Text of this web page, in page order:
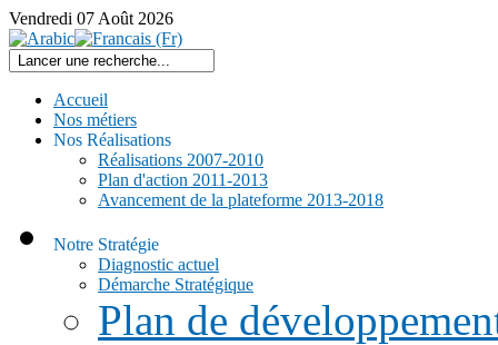
Vendredi 07 Août 2026
Accueil
Nos métiers
Nos Réalisations
Réalisations 2007-2010
Plan d'action 2011-2013
Avancement de la plateforme 2013-2018
Notre Stratégie
Diagnostic actuel
Démarche Stratégique
Plan de